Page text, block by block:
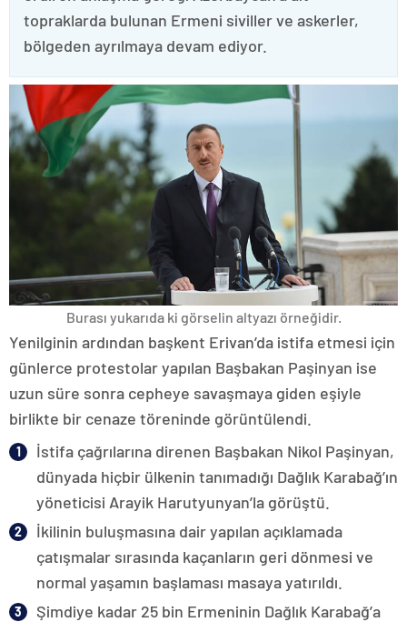
topraklarda bulunan Ermeni siviller ve askerler,
bölgeden ayrılmaya devam ediyor.
Burası yukarıda ki görselin altyazı örneğidir.
Yenilginin ardından başkent Erivan’da istifa etmesi için
günlerce protestolar yapılan Başbakan Paşinyan ise
uzun süre sonra cepheye savaşmaya giden eşiyle
birlikte bir cenaze töreninde görüntülendi.
İstifa çağrılarına direnen Başbakan Nikol Paşinyan,
dünyada hiçbir ülkenin tanımadığı Dağlık Karabağ’ın
yöneticisi Arayik Harutyunyan’la görüştü.
İkilinin buluşmasına dair yapılan açıklamada
çatışmalar sırasında kaçanların geri dönmesi ve
normal yaşamın başlaması masaya yatırıldı.
Şimdiye kadar 25 bin Ermeninin Dağlık Karabağ’a